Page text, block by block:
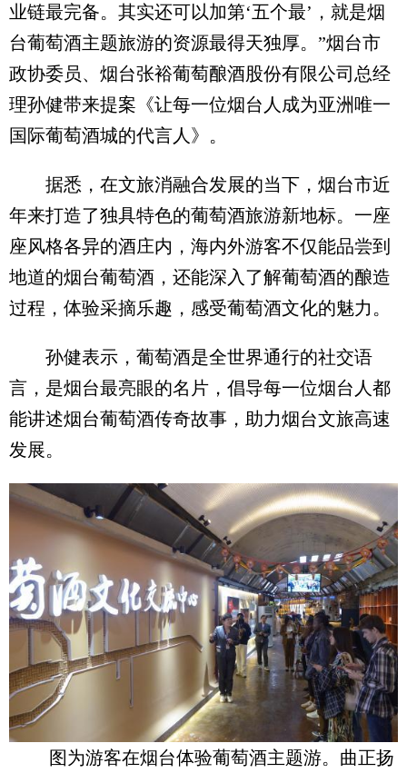
业链最完备。其实还可以加第‘五个最’，就是烟
台葡萄酒主题旅游的资源最得天独厚。”烟台市
政协委员、烟台张裕葡萄酿酒股份有限公司总经
理孙健带来提案《让每一位烟台人成为亚洲唯一
国际葡萄酒城的代言人》。
据悉，在文旅消融合发展的当下，烟台市近
年来打造了独具特色的葡萄酒旅游新地标。一座
座风格各异的酒庄内，海内外游客不仅能品尝到
地道的烟台葡萄酒，还能深入了解葡萄酒的酿造
过程，体验采摘乐趣，感受葡萄酒文化的魅力。
孙健表示，葡萄酒是全世界通行的社交语
言，是烟台最亮眼的名片，倡导每一位烟台人都
能讲述烟台葡萄酒传奇故事，助力烟台文旅高速
发展。
图为游客在烟台体验葡萄酒主题游。曲正扬